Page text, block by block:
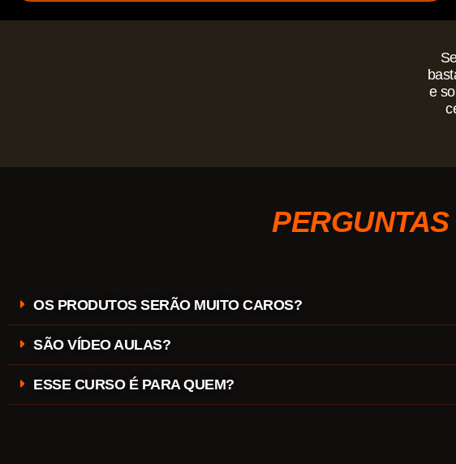
e
OS PRODUTOS SERÃO MUITO CAROS?
SÃO VÍDEO AULAS?
ESSE CURSO É PARA QUEM?